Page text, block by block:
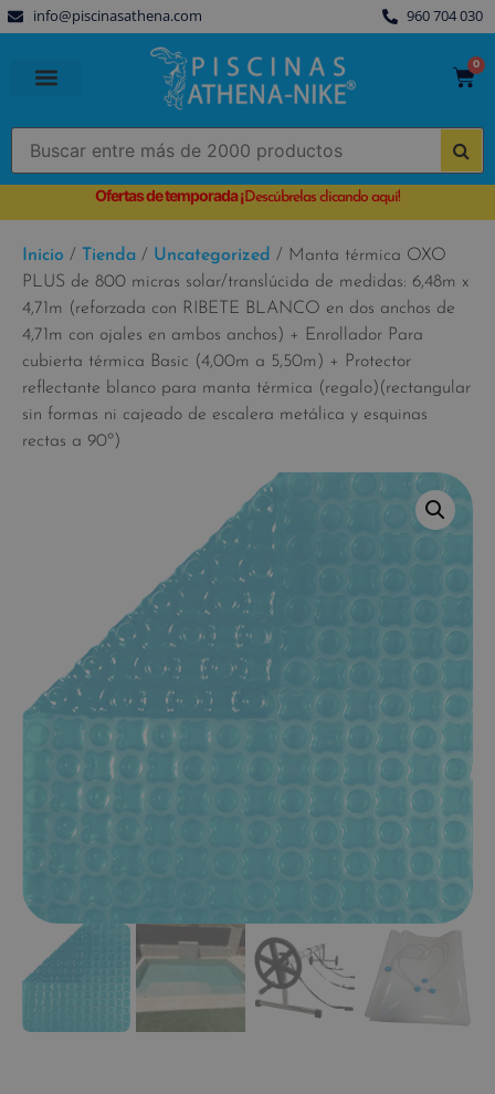
info@piscinasathena.com 960 704 030
0
Ofertas de temporada¡Descúbrelas clicando aquí!
Inicio / Tienda / Uncategorized / Manta térmica OXO
PLUS de 800 micras solar/translúcida de medidas: 6,48m x
4,71m (reforzada con RIBETE BLANCO en dos anchos de
4,71m con ojales en ambos anchos) + Enrollador Para
cubierta térmica Basic (4,00m a 5,50m) + Protector
reflectante blanco para manta térmica (regalo)(rectangular
sin formas ni cajeado de escalera metálica y esquinas
rectas a 90º)